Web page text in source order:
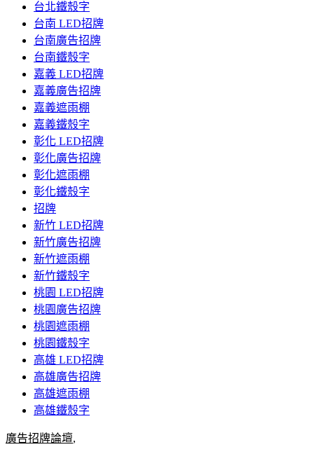
台北鐵殼字
台南 LED招牌
台南廣告招牌
台南鐵殼字
嘉義 LED招牌
嘉義廣告招牌
嘉義遮雨棚
嘉義鐵殼字
彰化 LED招牌
彰化廣告招牌
彰化遮雨棚
彰化鐵殼字
招牌
新竹 LED招牌
新竹廣告招牌
新竹遮雨棚
新竹鐵殼字
桃園 LED招牌
桃園廣告招牌
桃園遮雨棚
桃園鐵殼字
高雄 LED招牌
高雄廣告招牌
高雄遮雨棚
高雄鐵殼字
廣告招牌論壇,